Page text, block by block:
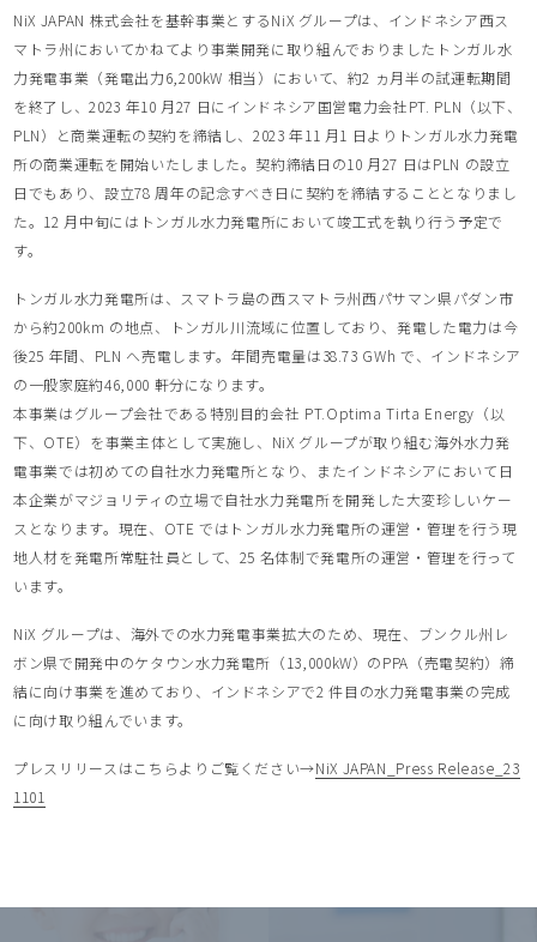
NiX JAPAN 株式会社を基幹事業とするNiX グループは、インドネシア⻄ス
マトラ州においてかねてより事業開発に取り組んでおりましたトンガル⽔
⼒発電事業（発電出⼒6,200kW 相当）において、約2 ヵ⽉半の試運転期間
を終了し、2023 年10 ⽉27 ⽇にインドネシア国営電⼒会社PT. PLN（以下、
PLN）と商業運転の契約を締結し、2023 年11 ⽉1 ⽇よりトンガル⽔⼒発電
所の商業運転を開始いたしました。契約締結⽇の10 ⽉27 ⽇はPLN の設⽴
⽇でもあり、設⽴78 周年の記念すべき⽇に契約を締結することとなりまし
た。12 ⽉中旬にはトンガル⽔⼒発電所において竣⼯式を執り⾏う予定で
す。
トンガル⽔⼒発電所は、スマトラ島の⻄スマトラ州⻄パサマン県パダン市
から約200km の地点、トンガル川流域に位置しており、発電した電⼒は今
後25 年間、PLN へ売電します。年間売電量は38.73 GWh で、インドネシア
の⼀般家庭約46,000 軒分になります。
本事業はグループ会社である特別⽬的会社 PT.Optima Tirta Energy（以
下、OTE）を事業主体として実施し、NiX グループが取り組む海外⽔⼒発
電事業では初めての⾃社⽔⼒発電所となり、またインドネシアにおいて⽇
本企業がマジョリティの⽴場で⾃社⽔⼒発電所を開発した⼤変珍しいケー
スとなります。現在、OTE ではトンガル⽔⼒発電所の運営・管理を⾏う現
地⼈材を発電所常駐社員として、25 名体制で発電所の運営・管理を⾏って
います。
NiX グループは、海外での⽔⼒発電事業拡⼤のため、現在、ブンクル州レ
ボン県で開発中のケタウン⽔⼒発電所（13,000kW）のPPA（売電契約）締
結に向け事業を進めており、インドネシアで2 件⽬の⽔⼒発電事業の完成
に向け取り組んでいます。
プレスリリースはこちらよりご覧ください→NiX JAPAN_Press Release_23
1101